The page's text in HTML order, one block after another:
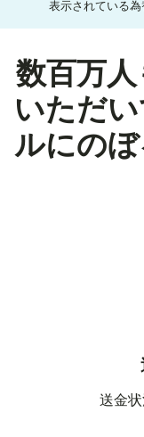
表示されている為
数百万
いただ
ルにのぼ
送金状